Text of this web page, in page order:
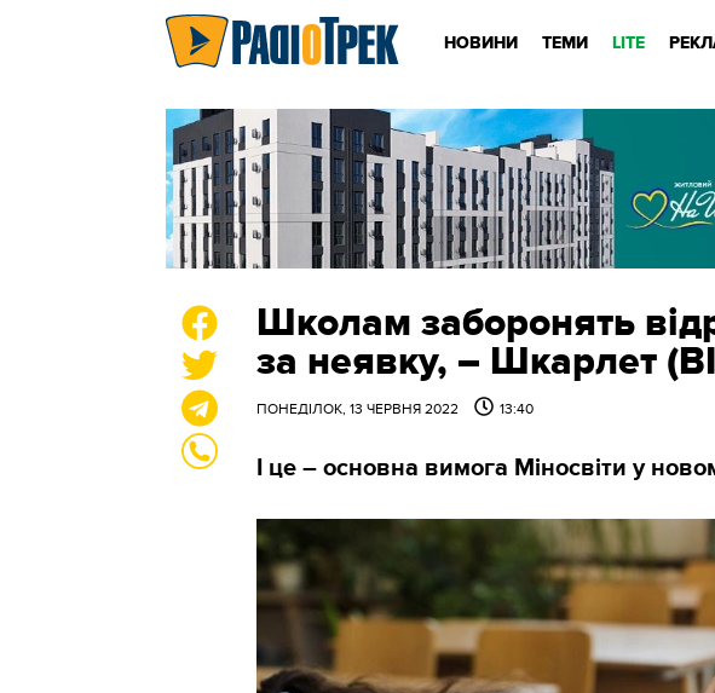
НОВИНИ ТЕМИ LITE
Школам заборонять
за неявку, – Шкарлет
ПОНЕДІЛОК, 13 ЧЕРВНЯ 2022 13:40
І це – основна вимога Міносвіти у